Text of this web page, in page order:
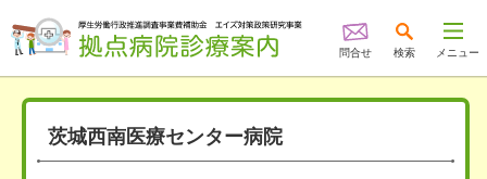
問合せ 検索 メニュー
茨城西南医療センター病院